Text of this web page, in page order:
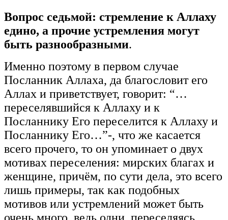
Вопрос седьмой: стремление к Аллаху
едино, а прочие устремления могут
быть разнообразными.
Именно поэтому в первом случае
Посланник Аллаха, да благословит его
Аллах и приветствует, говорит: “…
переселявшийся к Аллаху и к
Посланнику Его переселится к Аллаху и
Посланнику Его…”-, что же касается
всего прочего, то он упоминает о двух
мотивах переселения: мирских благах и
женщине, причём, по сути дела, это всего
лишь примеры, так как подобных
мотивов или устремлений может быть
очень много, ведь одни, переселяясь,